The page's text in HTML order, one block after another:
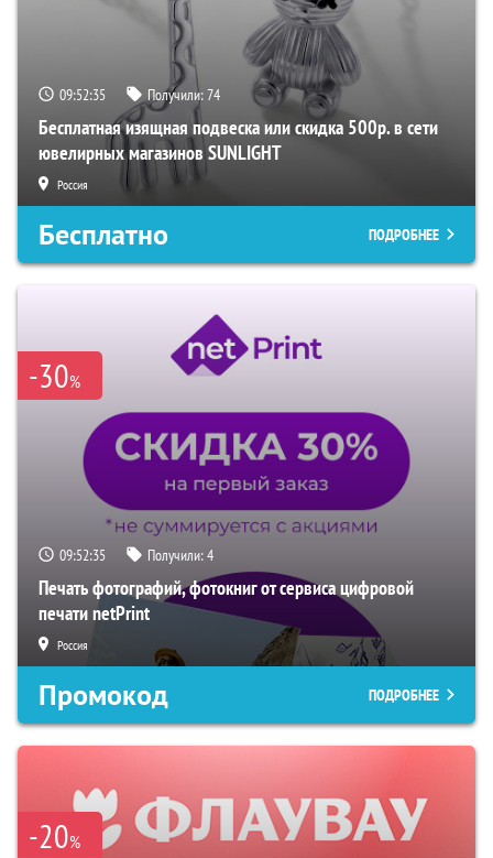
09:52:34 Получили:74
Бесплатная изящная подвеска или скидка 500р. в сети
ювелирных магазинов SUNLIGHT
Россия
Бесплатно ПОДРОБНЕЕ
-30%
09:52:34 Получили:4
Печать фотографий, фотокниг от сервиса цифровой
печати netPrint
Россия
Промокод ПОДРОБНЕЕ
-20%